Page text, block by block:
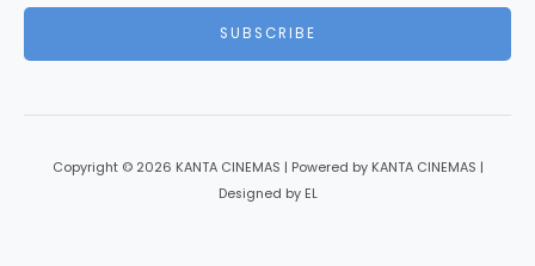
SUBSCRIBE
Copyright © 2026 KANTA CINEMAS | Powered by KANTA CINEMAS |
Designed by EL